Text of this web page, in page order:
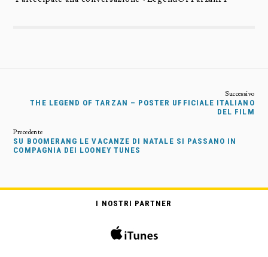
THE LEGEND OF TARZAN – POSTER UFFICIALE ITALIANO
DEL FILM
SU BOOMERANG LE VACANZE DI NATALE SI PASSANO IN
COMPAGNIA DEI LOONEY TUNES
I NOSTRI PARTNER